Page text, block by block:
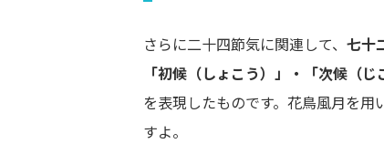
さらに二十四節気に関連して、 七十
「初候（しょこう）」・「次候（
を表現したものです。花鳥風月を
すよ。